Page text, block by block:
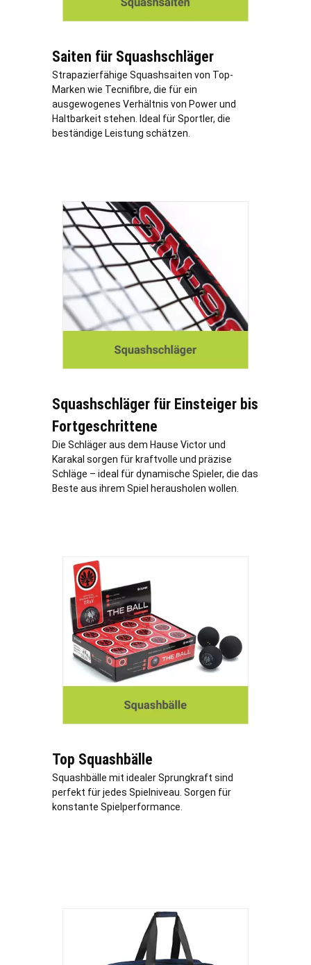
Saiten für Squashschläger
Strapazierfähige Squashsaiten von Top-
Marken wie Tecnifibre, die für ein
ausgewogenes Verhältnis von Power und
Haltbarkeit stehen. Ideal für Sportler, die
beständige Leistung schätzen.
Squashschläger für Einsteiger bis
Fortgeschrittene
Die Schläger aus dem Hause Victor und
Karakal sorgen für kraftvolle und präzise
Schläge – ideal für dynamische Spieler, die das
Beste aus ihrem Spiel herausholen wollen.
Top Squashbälle
Squashbälle mit idealer Sprungkraft sind
perfekt für jedes Spielniveau. Sorgen für
konstante Spielperformance.